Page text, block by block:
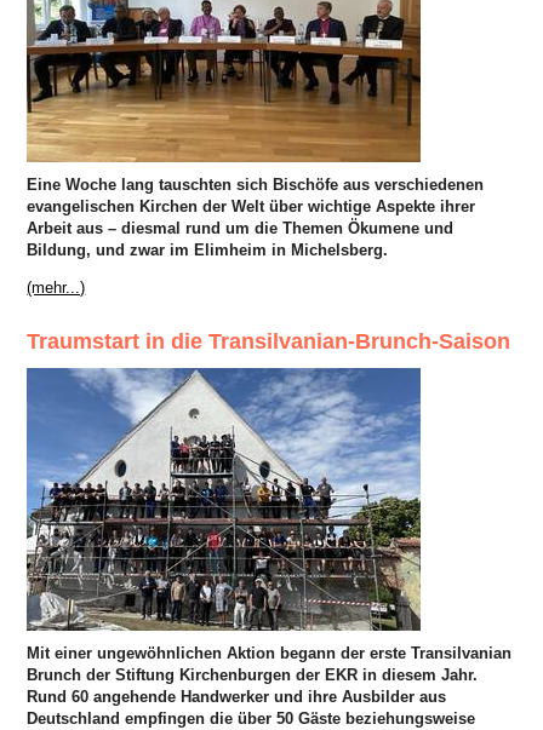
Eine Woche lang tauschten sich Bischöfe aus verschiedenen
evangelischen Kirchen der Welt über wichtige Aspekte ihrer
Arbeit aus – diesmal rund um die Themen Ökumene und
Bildung, und zwar im Elimheim in Michelsberg.
(mehr...)
Traumstart in die Transilvanian-Brunch-Saison
Mit einer ungewöhnlichen Aktion begann der erste Transilvanian
Brunch der Stiftung Kirchenburgen der EKR in diesem Jahr.
Rund 60 angehende Handwerker und ihre Ausbilder aus
Deutschland empfingen die über 50 Gäste beziehungsweise